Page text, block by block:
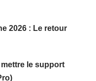
2026 : Le retour
le support